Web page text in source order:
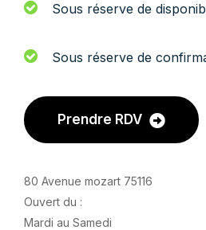
Sous réserve de
Sous réserve de
Prendre RDV
80 Avenue mozart 75116
Ouvert du :
Mardi au Samedi